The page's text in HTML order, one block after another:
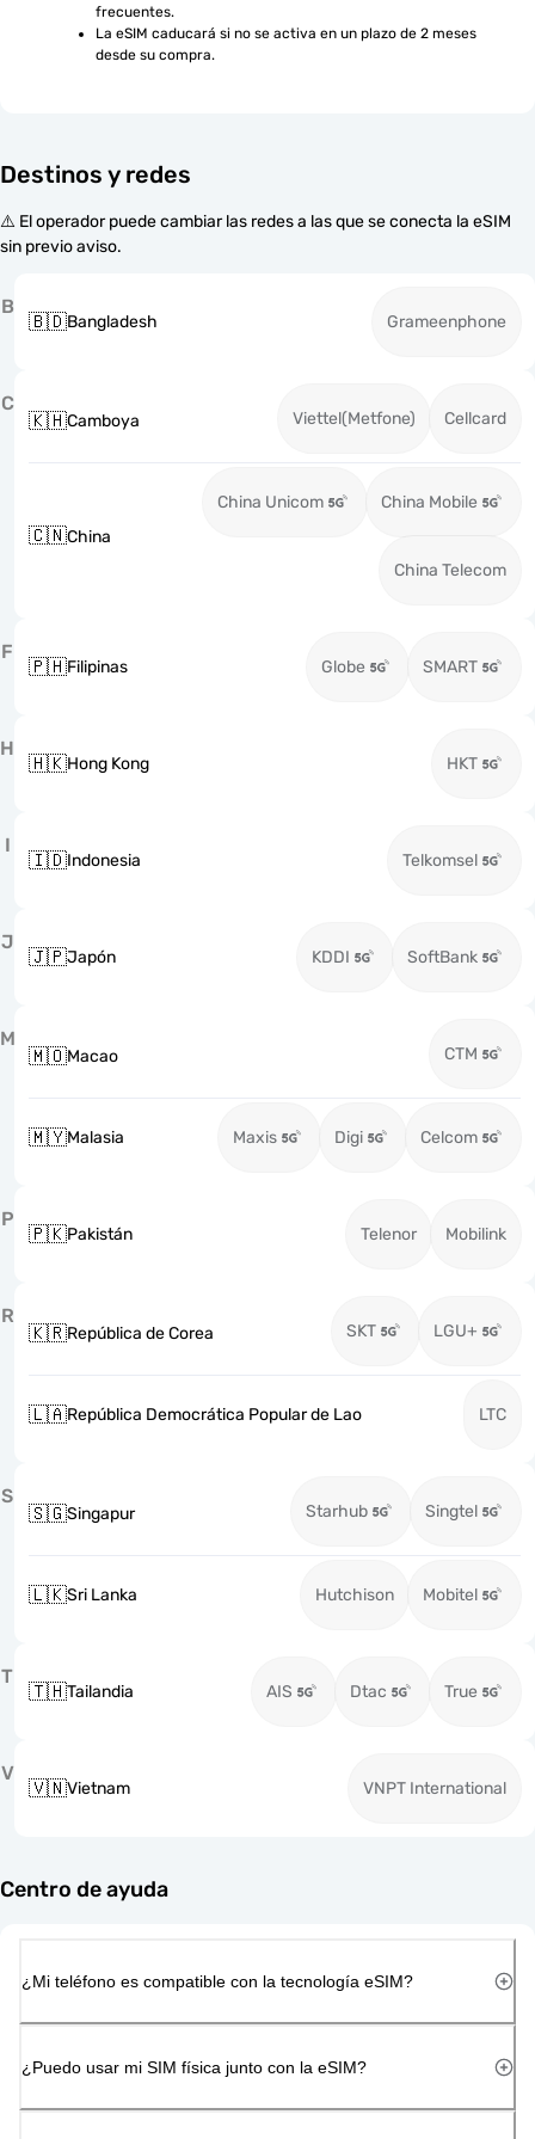
frecuentes.
La eSIM caducará si no se activa en un plazo de 2 meses
desde su compra.
Destinos y redes
⚠️ El operador puede cambiar las redes a las que se conecta la eSIM
sin previo aviso.
B
🇧🇩Bangladesh Grameenphone
C
🇰🇭Camboya Viettel(Metfone) Cellcard
🇨🇳China
China Unicom China Mobile
China Telecom
F
🇵🇭Filipinas Globe SMART
H
🇭🇰Hong Kong HKT
I
🇮🇩Indonesia Telkomsel
J
🇯🇵Japón KDDI SoftBank
M
🇲🇴Macao CTM
🇲🇾Malasia Maxis Digi Celcom
P
🇵🇰Pakistán Telenor Mobilink
R
🇰🇷República de Corea SKT LGU+
🇱🇦República Democrática Popular de Lao LTC
S
🇸🇬Singapur Starhub Singtel
🇱🇰Sri Lanka Hutchison Mobitel
T
🇹🇭Tailandia AIS Dtac True
V
🇻🇳Vietnam VNPT International
Centro de ayuda
¿Mi teléfono es compatible con la tecnología eSIM?
¿Puedo usar mi SIM física junto con la eSIM?